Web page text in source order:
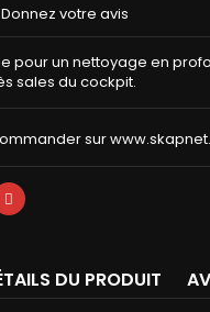
Donnez votre avis
pour un nettoyage en
sales du cockpit.
sur
DU PRODUIT